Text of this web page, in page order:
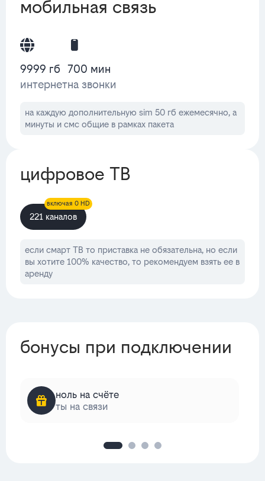
мобильная связь
9999 гб
интернет
700 мин
на звонки
на каждую дополнительную sim 50 гб ежемесячно, а
минуты и смс общие в рамках пакета
цифровое ТВ
221 каналов
включая 0 HD
если смарт ТВ то приставка не обязательна, но если
вы хотите 100% качество, то рекомендуем взять ее в
аренду
бонусы при подключении
ноль на счёте
ты на связи